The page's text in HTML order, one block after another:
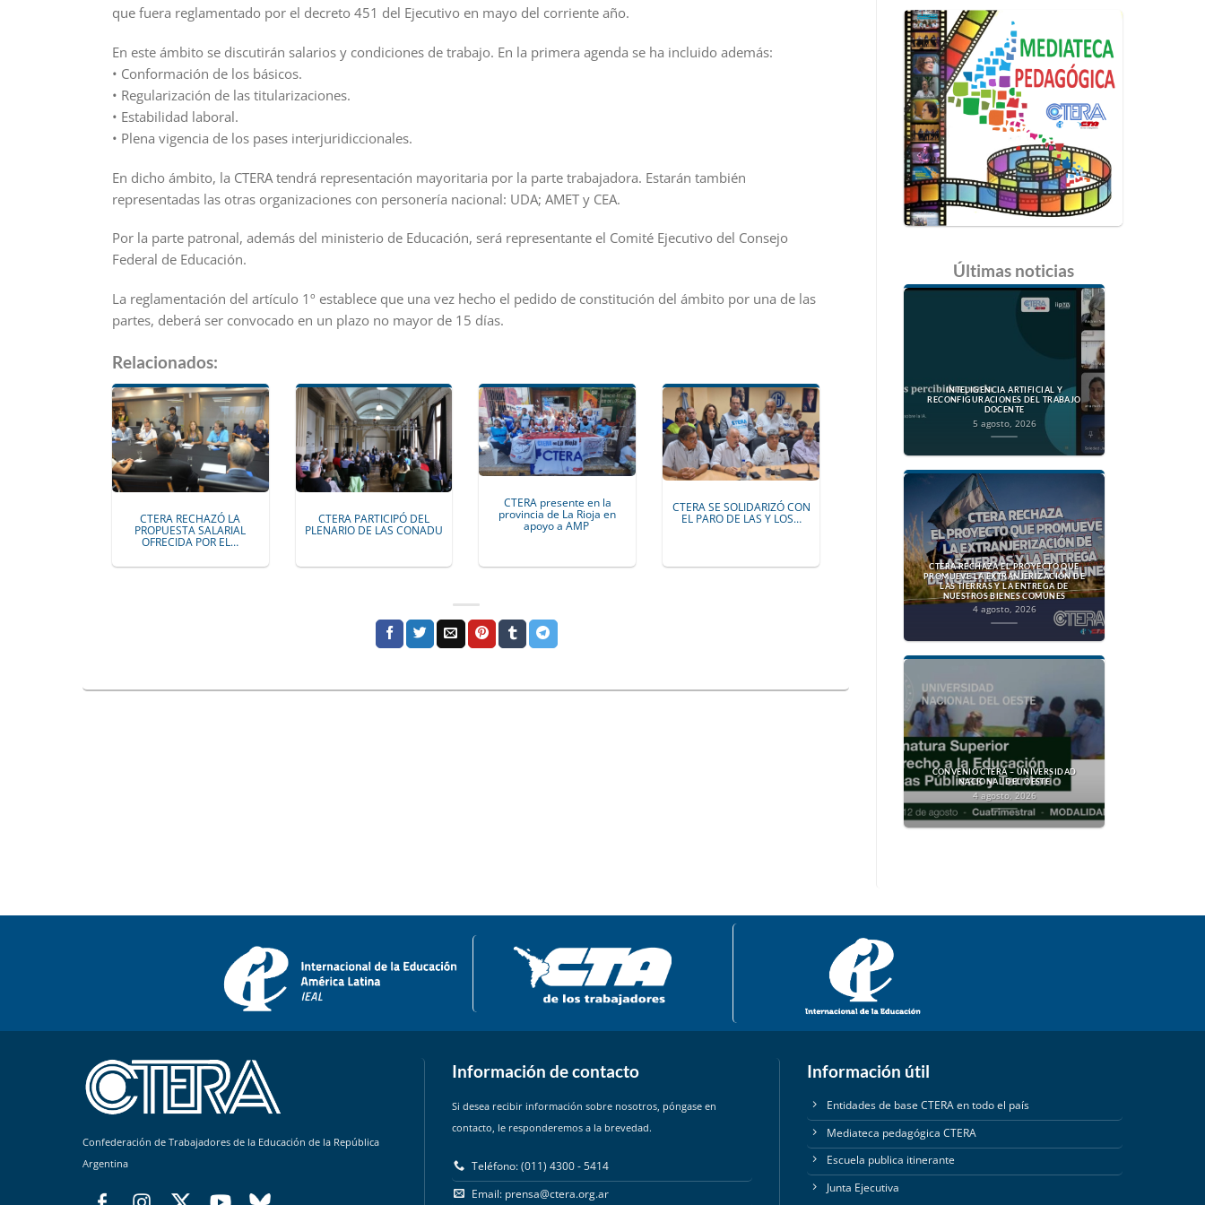
que fuera reglamentado por el decreto 451 del Ejecutivo en mayo del corriente año.
En este ámbito se discutirán salarios y condiciones de trabajo. En la primera agenda se ha incluido además:
• Conformación de los básicos.
• Regularización de las titularizaciones.
• Estabilidad laboral.
• Plena vigencia de los pases interjuridiccionales.
En dicho ámbito, la CTERA tendrá representación mayoritaria por la parte trabajadora. Estarán también
representadas las otras organizaciones con personería nacional: UDA; AMET y CEA.
Por la parte patronal, además del ministerio de Educación, será representante el Comité Ejecutivo del Consejo
Federal de Educación.
La reglamentación del artículo 1º establece que una vez hecho el pedido de constitución del ámbito por una de las
partes, deberá ser convocado en un plazo no mayor de 15 días.
Relacionados:
CTERA RECHAZÓ LA
PROPUESTA SALARIAL
OFRECIDA POR EL…
CTERA PARTICIPÓ DEL
PLENARIO DE LAS CONADU
CTERA presente en la
provincia de La Rioja en
apoyo a AMP
CTERA SE SOLIDARIZÓ CON
EL PARO DE LAS Y LOS…
Últimas noticias
INTELIGENCIA ARTIFICIAL Y
RECONFIGURACIONES DEL TRABAJO
DOCENTE
5 agosto, 2026
CTERA RECHAZA EL PROYECTO QUE
PROMUEVE LA EXTRANJERIZACIÓN DE
LAS TIERRAS Y LA ENTREGA DE
NUESTROS BIENES COMUNES
4 agosto, 2026
CONVENIO CTERA – UNIVERSIDAD
NACIONAL DEL OESTE
4 agosto, 2026
Confederación de Trabajadores de la Educación de la República
Argentina
Información de contacto
Si desea recibir información sobre nosotros, póngase en
contacto, le responderemos a la brevedad.
Teléfono: (011) 4300 - 5414
Email: prensa@ctera.org.ar
Información útil
Entidades de base CTERA en todo el país
Mediateca pedagógica CTERA
Escuela publica itinerante
Junta Ejecutiva